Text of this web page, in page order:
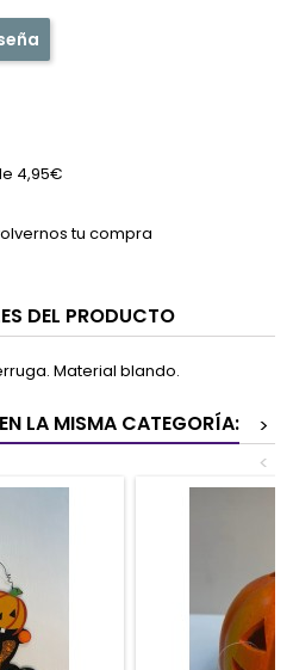
4,95€
tu compra
DEL PRODUCTO
Material blando.
LA MISMA CATEGORÍA:
>
<